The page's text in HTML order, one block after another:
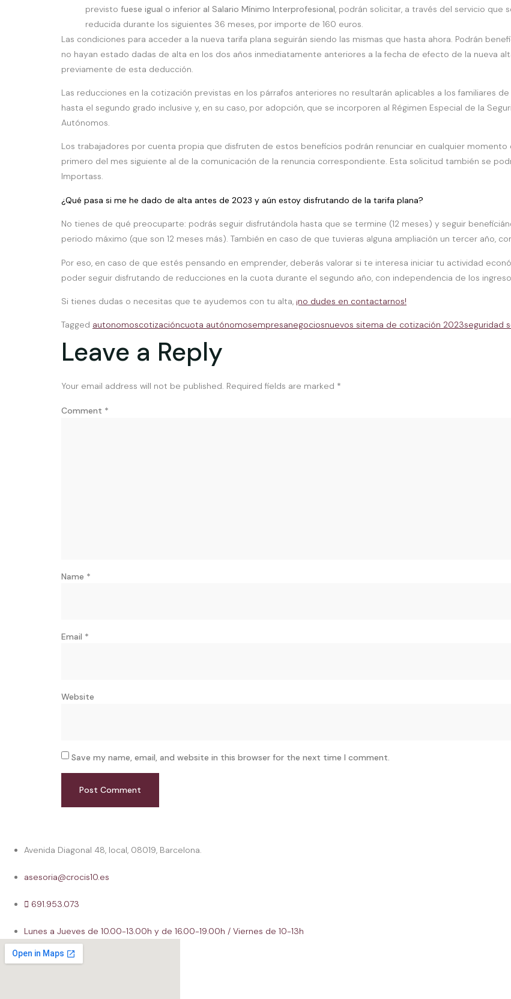
previsto fuese igual o inferior al Salario Mínimo Interprofesional , podrán solicitar, a través del servicio
reducida durante los siguientes 36 meses, por importe de 160 euros.
Las condiciones para acceder a la nueva tarifa plana seguirán siendo las mismas que hasta ahora. Podrán
no hayan estado dadas de alta en los dos años inmediatamente anteriores a la fecha de efecto de la nueva
previamente de esta deducción.
Las reducciones en la cotización previstas en los párrafos anteriores no resultarán aplicables a los familiares
hasta el segundo grado inclusive y, en su caso, por adopción, que se incorporen al Régimen Especial de la
Autónomos.
Los trabajadores por cuenta propia que disfruten de estos beneficios podrán renunciar en cualquier
primero del mes siguiente al de la comunicación de la renuncia correspondiente. Esta solicitud también se
Importass.
¿Qué pasa si me he dado de alta antes de 2023 y aún estoy disfrutando de la tarifa plana?
No tienes de qué preocuparte: podrás seguir disfrutándola hasta que se termine (12 meses) y seguir
periodo máximo (que son 12 meses más). También en caso de que tuvieras alguna ampliación un tercer año,
Por eso, en caso de que estés pensando en emprender, deberás valorar si te interesa iniciar tu actividad
poder seguir disfrutando de reducciones en la cuota durante el segundo año, con independencia de los
Si tienes dudas o necesitas que te ayudemos con tu alta, ¡no dudes en contactarnos!
Tagged autonomoscotizacióncuota autónomosempresanegociosnuevos sitema de cotización 2023seguridad
Leave a Reply
Your email address will not be published. Required fields are marked *
Comment *
Name *
Email *
Website
Save my name, email, and website in this browser for the next time I comment.
Avenida Diagonal 48, local, 08019, Barcelona.
asesoria@crocis10.es
691.953.073
Lunes a Jueves de 10.00-13.00h y de 16.00-19.00h / Viernes de 10-13h